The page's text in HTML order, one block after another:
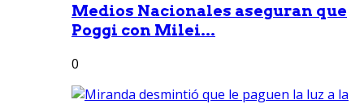
Medios Nacionales aseguran que
Poggi con Milei...
0